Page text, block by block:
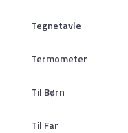
Tegnetavle
Termometer
Til Børn
Til Far